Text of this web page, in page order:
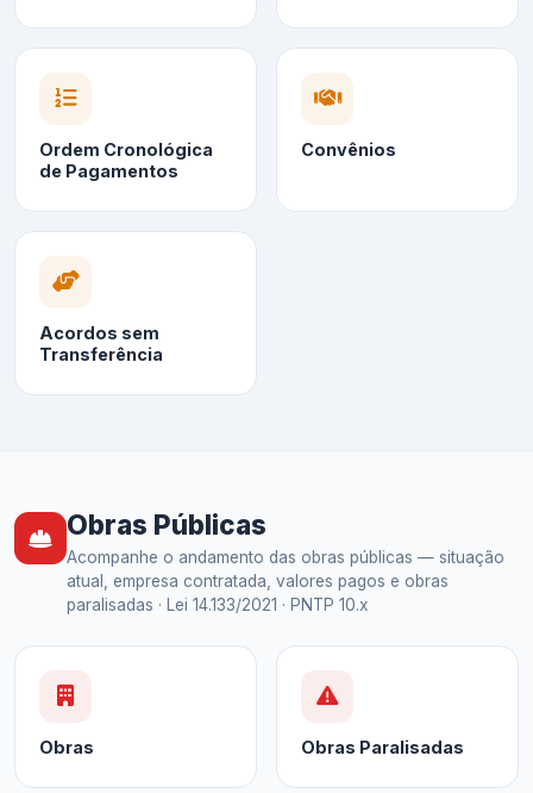
Ordem Cronológica
de Pagamentos
Convênios
Acordos sem
Transferência
Obras Públicas
Acompanhe o andamento das obras públicas — situação
atual, empresa contratada, valores pagos e obras
paralisadas · Lei 14.133/2021 · PNTP 10.x
Obras Obras Paralisadas